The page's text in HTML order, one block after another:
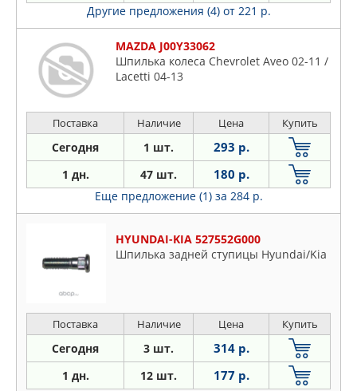
Другие предложения (4) от 221 р.
MAZDA J00Y33062
Шпилька колеса Chevrolet Aveo 02-11 /
Lacetti 04-13
Поставка Наличие Цена Купить
Сегодня 1 шт. 293 р.
1 дн. 47 шт. 180 р.
Еще предложение (1) за 284 р.
HYUNDAI-KIA 527552G000
Шпилька задней ступицы Hyundai/Kia
Поставка Наличие Цена Купить
Сегодня 3 шт. 314 р.
1 дн. 12 шт. 177 р.